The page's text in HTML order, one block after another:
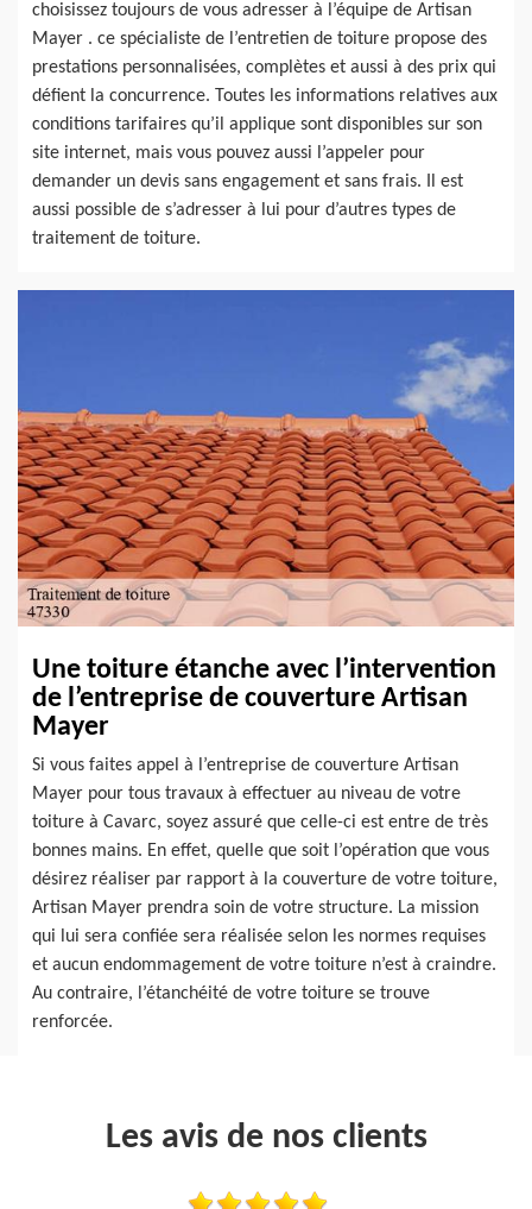
choisissez toujours de vous adresser à l’équipe de Artisan
Mayer . ce spécialiste de l’entretien de toiture propose des
prestations personnalisées, complètes et aussi à des prix qui
défient la concurrence. Toutes les informations relatives aux
conditions tarifaires qu’il applique sont disponibles sur son
site internet, mais vous pouvez aussi l’appeler pour
demander un devis sans engagement et sans frais. Il est
aussi possible de s’adresser à lui pour d’autres types de
traitement de toiture.
Une toiture étanche avec l’intervention
de l’entreprise de couverture Artisan
Mayer
Si vous faites appel à l’entreprise de couverture Artisan
Mayer pour tous travaux à effectuer au niveau de votre
toiture à Cavarc, soyez assuré que celle-ci est entre de très
bonnes mains. En effet, quelle que soit l’opération que vous
désirez réaliser par rapport à la couverture de votre toiture,
Artisan Mayer prendra soin de votre structure. La mission
qui lui sera confiée sera réalisée selon les normes requises
et aucun endommagement de votre toiture n’est à craindre.
Au contraire, l’étanchéité de votre toiture se trouve
renforcée.
Les avis de nos clients